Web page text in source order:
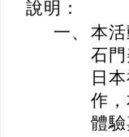
說明：
一、 本
石
日
作
體